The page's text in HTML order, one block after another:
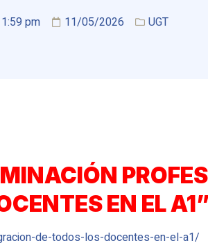
pm 11/05/2026 UGT
EN EL A1”
de-todos-los-docentes-en-el-a1/